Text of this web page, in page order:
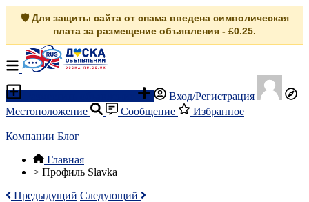
🛡️ Для защиты сайта от спама введена символическая
плата за размещение объявления - £0.25.
Вход/Регистрация
Местоположение
Сообщение Избранное
Компании Блог
Главная
> Профиль Slavka
Предыдущий Следующий